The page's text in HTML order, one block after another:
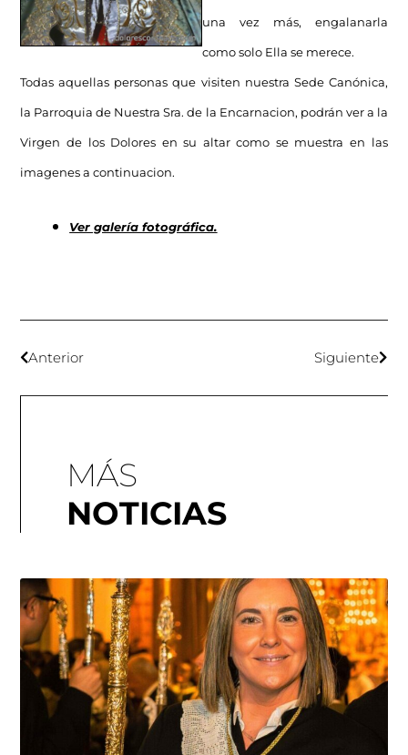
una vez más, engalanarla
como solo Ella se merece.
Todas aquellas personas que visiten nuestra Sede Canónica,
la Parroquia de Nuestra Sra. de la Encarnacion, podrán ver a la
Virgen de los Dolores en su altar como se muestra en las
imagenes a continuacion.
Ver galería fotográfica.
Anterior Siguiente
MÁS
NOTICIAS